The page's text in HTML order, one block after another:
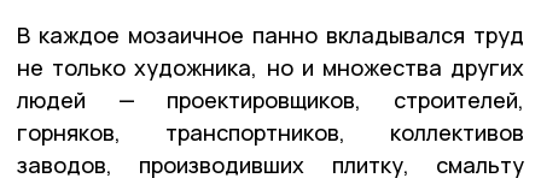
В каждое мозаичное панно вкладывался труд
не только художника, но и множества других
людей — проектировщиков, строителей,
горняков, транспортников, коллективов
заводов, производивших плитку, смальту